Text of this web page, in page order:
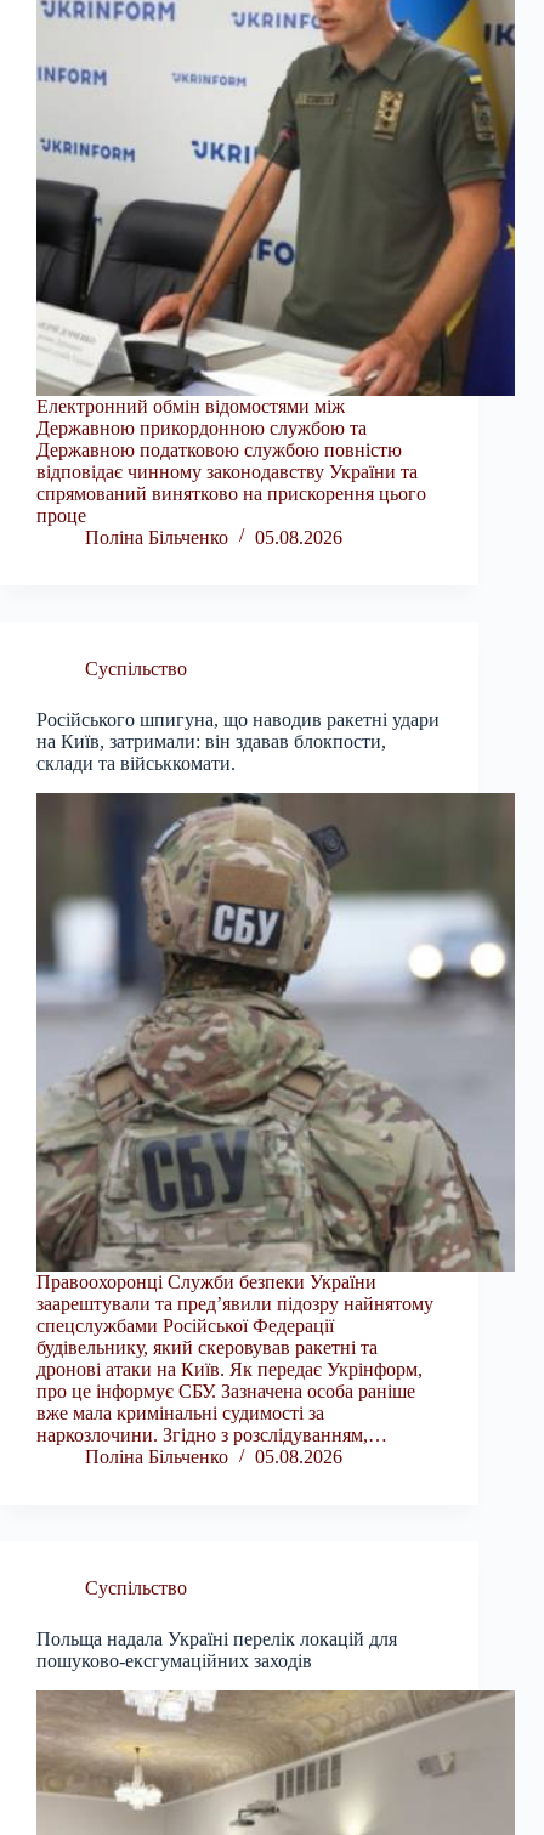
Електронний обмін відомостями між
Державною прикордонною службою та
Державною податковою службою повністю
відповідає чинному законодавству України та
спрямований винятково на прискорення цього
проце
Поліна Більченко
05.08.2026
Суспільство
Російського шпигуна, що наводив ракетні удари
на Київ, затримали: він здавав блокпости,
склади та військкомати.
Правоохоронці Служби безпеки України
заарештували та пред’явили підозру найнятому
спецслужбами Російської Федерації
будівельнику, який скеровував ракетні та
дронові атаки на Київ. Як передає Укрінформ,
про це інформує СБУ. Зазначена особа раніше
вже мала кримінальні судимості за
наркозлочини. Згідно з розслідуванням,…
Поліна Більченко
05.08.2026
Суспільство
Польща надала Україні перелік локацій для
пошуково-ексгумаційних заходів